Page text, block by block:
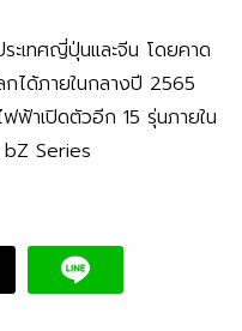
ะเทศญี่ปุ่นและจีน โดยคาด
กได้ภายในกลางปี 2565
ฟ้าเปิดตัวอีก 15 รุ่นภายใน
Series